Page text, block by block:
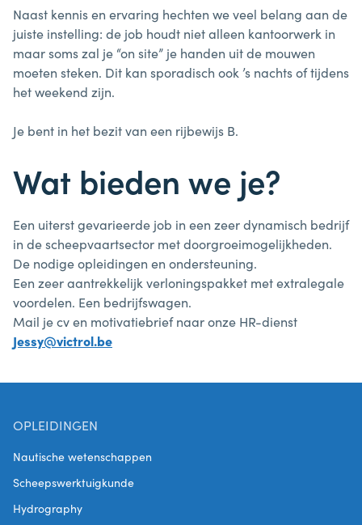
Naast kennisen ervaring hechten weveel belang aan de
juiste instelling: de job houdt nietalleen kantoorwerk in
maarsomszal je “on site” je handen uitde mouwen
moeten steken. Dit kan sporadisch ook ’s nachtsoftijdens
hetweekend zijn.
Je bent in het bezitvan een rijbewijs B.
Wat bieden we je?
Een uiterstgevarieerde job in een zeerdynamisch bedrijf
in descheepvaartsector metdoorgroeimogelijkheden.
De nodigeopleidingen en ondersteuning.
Een zeeraantrekkelijk verloningspakket metextralegale
voordelen. Een bedrijfswagen.
Mail jecven motivatiebrief naaronze HR-dienst
Jessy@victrol.be
OPLEIDINGEN
Nautische wetenschappen
Scheepswerktuigkunde
Hydrography